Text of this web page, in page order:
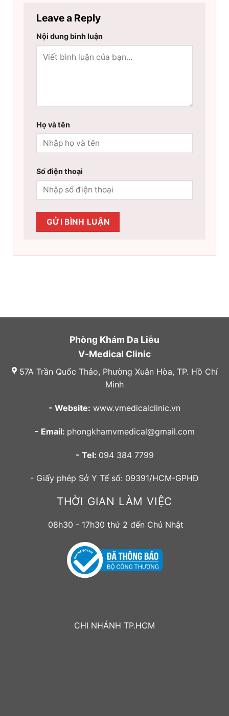
Leave a Reply
Nội dung bình luận
Họ và tên
Số điện thoại
Phòng Khám Da Liễu
V-Medical Clinic
57A Trần Quốc Thảo, Phường Xuân Hòa, TP. Hồ Chí
Minh
- Website: www.vmedicalclinic.vn
- Email: phongkhamvmedical@gmail.com
- Tel: 094 384 7799
- Giấy phép Sở Y Tế số: 09391/HCM-GPHĐ
THỜI GIAN LÀM VIỆC
08h30 - 17h30 thứ 2 đến Chủ Nhật
CHI NHÁNH TP.HCM